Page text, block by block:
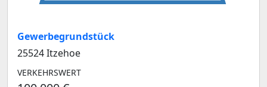
Gewerbegrundstück
25524 Itzehoe
VERKEHRSWERT